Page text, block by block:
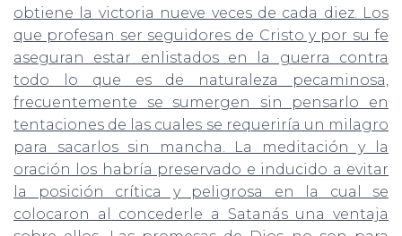
obtiene la victoria nueve veces de cada diez. Los
que profesan ser seguidores de Cristo y por su fe
aseguran estar enlistados en la guerra contra
todo lo que es de naturaleza pecaminosa,
frecuentemente se sumergen sin pensarlo en
tentaciones de las cuales se requeriría un milagro
para sacarlos sin mancha. La meditación y la
oración los habría preservado e inducido a evitar
la posición crítica y peligrosa en la cual se
colocaron al concederle a Satanás una ventaja